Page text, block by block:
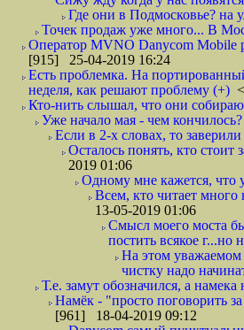
Где они в Подмосковье? на
Точек продаж уже много... В
Оператор MVNO Danycom Mobile
[915] 25-04-2019 16:24
Есть проблемка. На
неделя, как решают проблему (+) <
Кто-нить слышал, что они
Уже начало мая - чем
Если в 2-х словах, то
Осталось понять, кто
2019 01:06
Одному мне кажется, что
Всем, кто читает много
13-05-2019 01:06
Смысл моего моста
постить всякое г...но
На этом уважаемом
чистку надо
Т.е. замут обозначился, а намека
Намёк - "просто поговорить
[961] 18-04-2019 09:12